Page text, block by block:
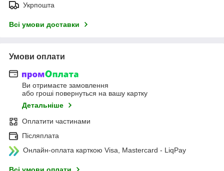
Укрпошта
Всі умови доставки
Умови оплати
Ви отримаєте замовлення
або гроші повернуться на вашу картку
Детальніше
Оплатити частинами
Післяплата
Онлайн-оплата карткою Visa, Mastercard - LiqPay